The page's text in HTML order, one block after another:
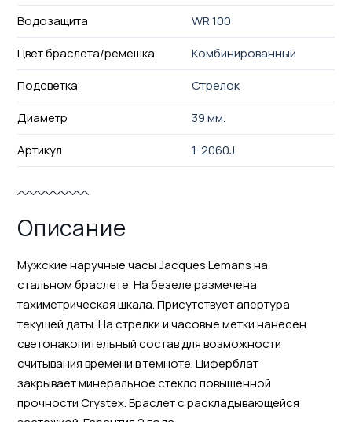
Водозащита
WR 100
Цвет браслета/ремешка
Комбинированный
Подсветка
Стрелок
Диаметр
39 мм.
Артикул
1-2060J
Описание
Мужские наручные часы Jacques Lemans на
стальном браслете. На безеле размечена
тахиметрическая шкала. Присутствует апертура
текущей даты. На стрелки и часовые метки нанесен
светонакопительный состав для возможности
считывания времени в темноте. Циферблат
закрывает минеральное стекло повышенной
прочности Crystex. Браслет с раскладывающейся